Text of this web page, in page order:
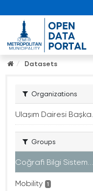
Datasets
Organizations
Ulaşım Dairesi Başka...
Groups
Coğrafi Bilgi Sistem...
Mobility 1